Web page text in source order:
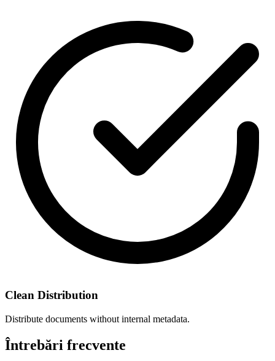
Clean Distribution
Distribute documents without internal metadata.
Întrebări frecvente